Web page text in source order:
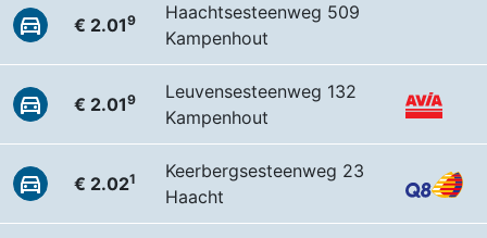
€ 2.019
Haachtsesteenweg 509
Kampenhout
€ 2.019
Leuvensesteenweg 132
Kampenhout
€ 2.021
Keerbergsesteenweg 23
Haacht